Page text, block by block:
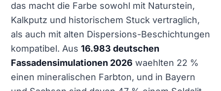
das macht die Farbe sowohl mit Naturstein,
Kalkputz und historischem Stuck vertraglich,
als auch mit alten Dispersions-Beschichtungen
kompatibel. Aus 16.983 deutschen
Fassadensimulationen 2026 waehlten 22 %
einen mineralischen Farbton, und in Bayern